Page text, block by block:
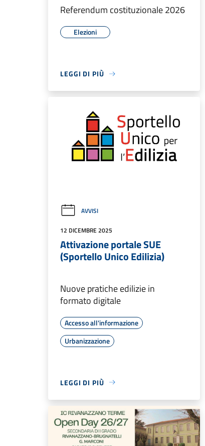
Referendum costituzionale 2026
Elezioni
LEGGI DI PIÙ
AVVISI
12 DICEMBRE 2025
Attivazione portale SUE
(Sportello Unico Edilizia)
Nuove pratiche edilizie in
formato digitale
Accesso all'informazione
Urbanizzazione
LEGGI DI PIÙ